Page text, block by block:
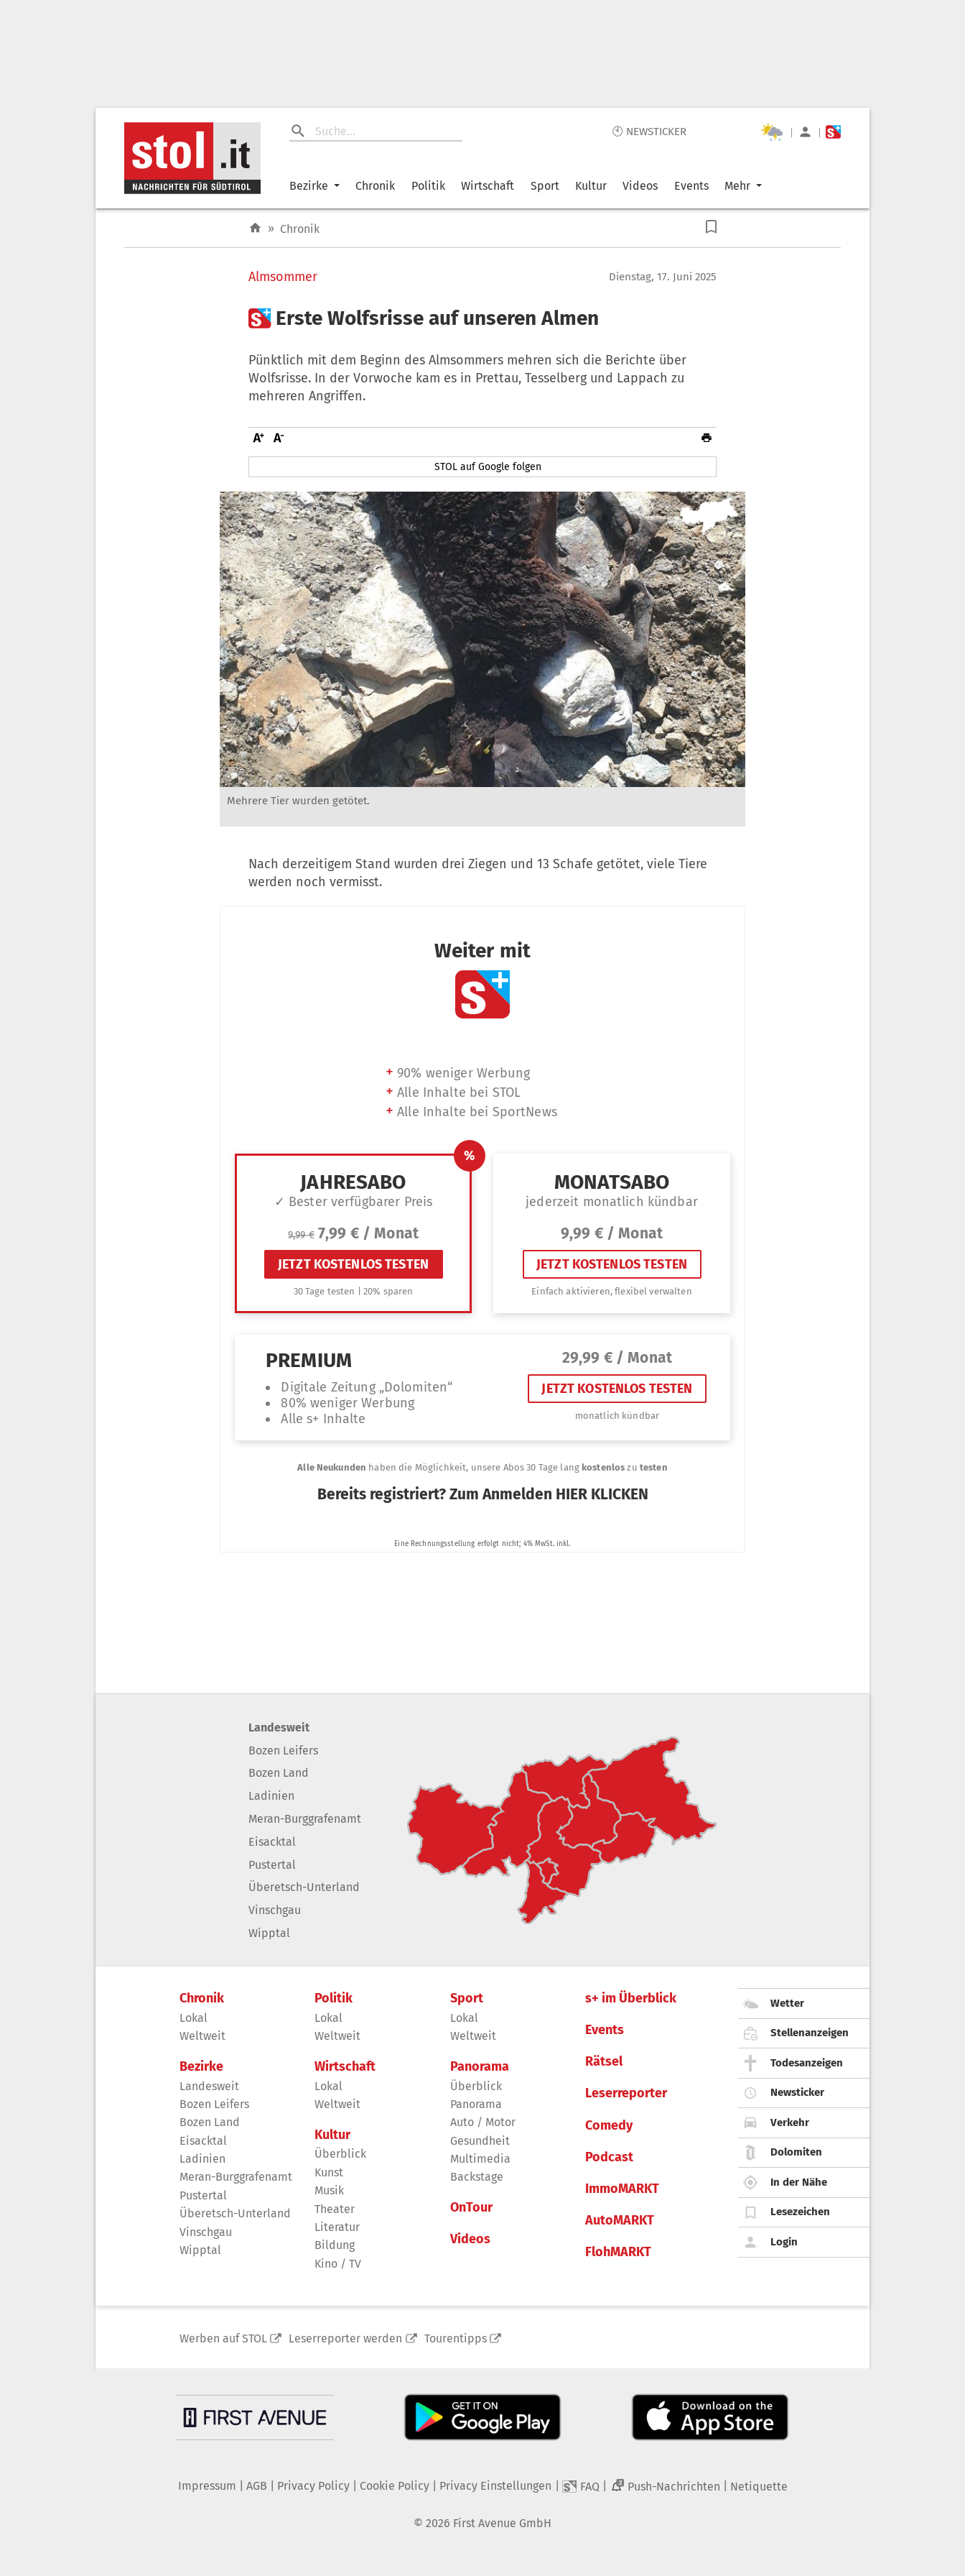
🕙 NEWSTICKER | |
Bezirke Chronik Politik Wirtschaft Sport Kultur Videos Events Mehr
» Chronik
Almsommer Dienstag, 17. Juni 2025
 Erste Wolfsrisse auf unseren Almen
Pünktlich mit dem Beginn des Almsommers mehren sich die Berichte über
Wolfsrisse. In der Vorwoche kam es in Prettau, Tesselberg und Lappach zu
mehreren Angriffen.
STOL auf Google folgen
Mehrere Tier wurden getötet.
Nach derzeitigem Stand wurden drei Ziegen und 13 Schafe getötet, viele Tiere
werden noch vermisst.
Landesweit
Bozen Leifers
Bozen Land
Ladinien
Meran-Burggrafenamt
Eisacktal
Pustertal
Überetsch-Unterland
Vinschgau
Wipptal
Chronik
Lokal
Weltweit
Bezirke
Landesweit
Bozen Leifers
Bozen Land
Eisacktal
Ladinien
Meran-Burggrafenamt
Pustertal
Überetsch-Unterland
Vinschgau
Wipptal
Politik
Lokal
Weltweit
Wirtschaft
Lokal
Weltweit
Kultur
Überblick
Kunst
Musik
Theater
Literatur
Bildung
Kino / TV
Sport
Lokal
Weltweit
Panorama
Überblick
Panorama
Auto / Motor
Gesundheit
Multimedia
Backstage
OnTour
Videos
s+ im Überblick
Events
Rätsel
Leserreporter
Comedy
Podcast
ImmoMARKT
AutoMARKT
FlohMARKT
Wetter
Stellenanzeigen
Todesanzeigen
Newsticker
Verkehr
Dolomiten
In der Nähe
Lesezeichen
Login
Werben auf STOL Leserreporter werden Tourentipps
Impressum AGB Privacy Policy| Cookie Policy| Privacy Einstellungen FAQ 2 Push-Nachrichten Netiquette
© 2026 First Avenue GmbH